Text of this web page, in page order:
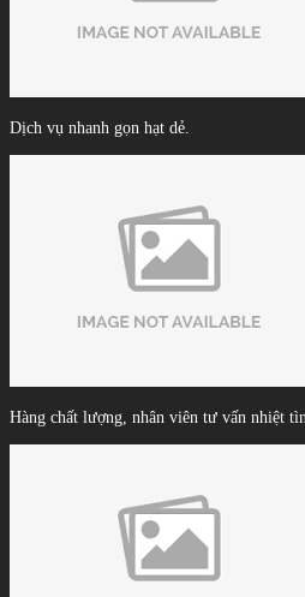
Dịch vụ nhanh gọn hạt dẻ.
Hàng chất lượng, nhân viên tư vấn nhiệt